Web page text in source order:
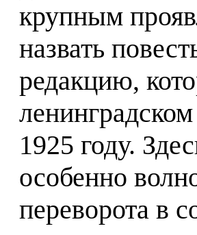
крупным
назвать
редакцию,
1925 году.
особенно
переворота в